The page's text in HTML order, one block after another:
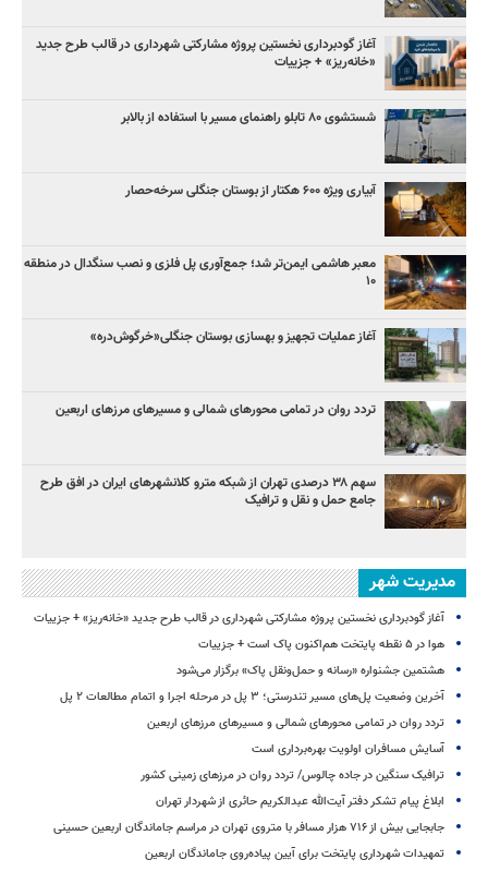
آغاز گودبرداری نخستین پروژه مشارکتی شهرداری در قالب طرح جدید
«خانه‌ریز» + جزییات
شستشوی ۸۰ تابلو راهنمای مسیر با استفاده از بالابر
آبیاری ویژه ۶۰۰ هکتار از بوستان جنگلی سرخه‌حصار
معبر هاشمی ایمن‌تر شد؛ جمع‌آوری پل فلزی و نصب سنگدال در منطقه
۱۰
آغاز عملیات تجهیز و بهسازی بوستان جنگلی«خرگوش‌دره»
تردد روان در تمامی محورهای شمالی و مسیرهای مرزهای اربعین
سهم ۳۸ درصدی تهران از شبکه مترو کلانشهرهای ایران در افق طرح
جامع حمل و نقل و ترافیک
مدیریت شهر
آغاز گودبرداری نخستین پروژه مشارکتی شهرداری در قالب طرح جدید «خانه‌ریز» + جزییات
هوا در ۵ نقطه پایتخت هم‌اکنون پاک است + جزییات
هشتمین جشنواره «رسانه و حمل‌ونقل پاک» برگزار می‌شود
آخرین وضعیت پل‌های مسیر تندرستی؛ ۳ پل در مرحله اجرا و اتمام مطالعات ۲ پل
تردد روان در تمامی محورهای شمالی و مسیرهای مرزهای اربعین
آسایش مسافران اولویت بهره‌برداری است
ترافیک سنگین در جاده چالوس/ تردد روان در مرزهای زمینی کشور
ابلاغ پیام تشکر دفتر آیت‌الله عبدالکریم حائری از شهردار تهران
جابجایی بیش از ۷۱۶ هزار مسافر با متروی تهران در مراسم جاماندگان اربعین حسینی
تمهیدات شهرداری پایتخت برای آیین پیاده‌روی جاماندگان اربعین